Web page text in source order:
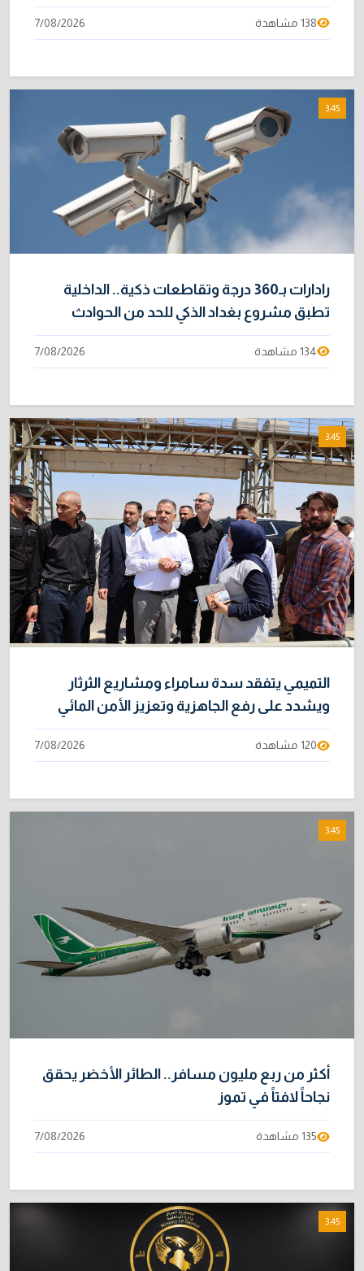
138 مشاهدة 7/08/2026
3:45
رادارات بـ360 درجة وتقاطعات ذكية.. الداخلية
تطبق مشروع بغداد الذكي للحد من الحوادث
134 مشاهدة 7/08/2026
3:45
التميمي يتفقد سدة سامراء ومشاريع الثرثار
ويشدد على رفع الجاهزية وتعزيز الأمن المائي
120 مشاهدة 7/08/2026
3:45
أكثر من ربع مليون مسافر.. الطائر الأخضر يحقق
نجاحاً لافتاً في تموز
135 مشاهدة 7/08/2026
3:45